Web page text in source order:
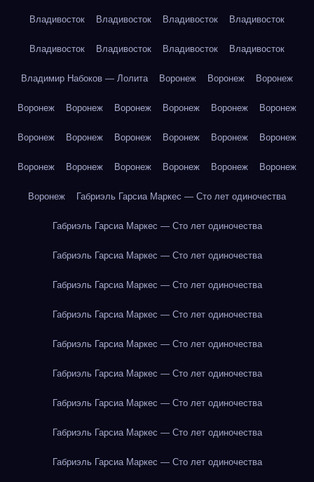
Владивосток Владивосток Владивосток Владивосток
Владивосток Владивосток Владивосток Владивосток
Владимир Набоков — Лолита Воронеж Воронеж Воронеж
Воронеж Воронеж Воронеж Воронеж Воронеж Воронеж
Воронеж Воронеж Воронеж Воронеж Воронеж Воронеж
Воронеж Воронеж Воронеж Воронеж Воронеж Воронеж
Воронеж Габриэль Гарсиа Маркес — Сто лет одиночества
Габриэль Гарсиа Маркес — Сто лет одиночества
Габриэль Гарсиа Маркес — Сто лет одиночества
Габриэль Гарсиа Маркес — Сто лет одиночества
Габриэль Гарсиа Маркес — Сто лет одиночества
Габриэль Гарсиа Маркес — Сто лет одиночества
Габриэль Гарсиа Маркес — Сто лет одиночества
Габриэль Гарсиа Маркес — Сто лет одиночества
Габриэль Гарсиа Маркес — Сто лет одиночества
Габриэль Гарсиа Маркес — Сто лет одиночества